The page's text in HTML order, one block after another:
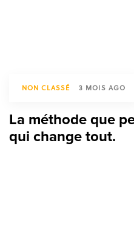
NON CLASSÉ 3 MOIS AGO
La méthode que
qui change tout.